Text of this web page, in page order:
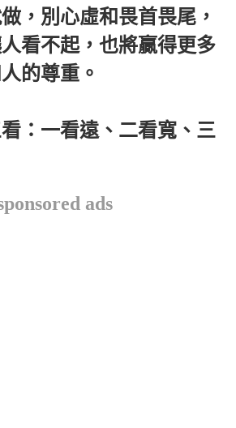
，別心虛和畏首畏尾，
看不起，也將贏得更多
的尊重。
：一看遠、二看寬、三
ads